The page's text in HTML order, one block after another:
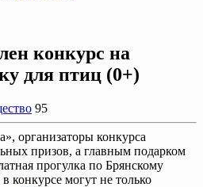
конкурс на
для птиц (0+)
95
организаторы конкурса
призов, а главным подарком
прогулка по Брянскому
конкурсе могут не только